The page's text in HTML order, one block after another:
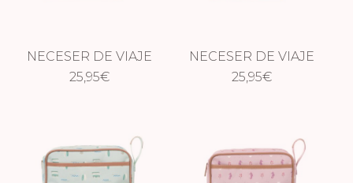
NECESER DE VIAJE
IMPERMEABLE
25,95€
NECESER DE VIAJE
IMPERMEABLE
25,95€